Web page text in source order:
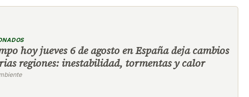
hoy jueves 6 de agosto en España deja cambios
regiones: inestabilidad, tormentas y calor